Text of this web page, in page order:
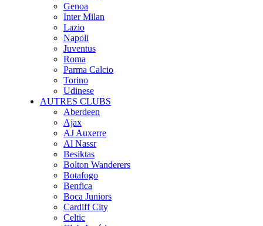
Genoa
Inter Milan
Lazio
Napoli
Juventus
Roma
Parma Calcio
Torino
Udinese
AUTRES CLUBS
Aberdeen
Ajax
AJ Auxerre
Al Nassr
Besiktas
Bolton Wanderers
Botafogo
Benfica
Boca Juniors
Cardiff City
Celtic